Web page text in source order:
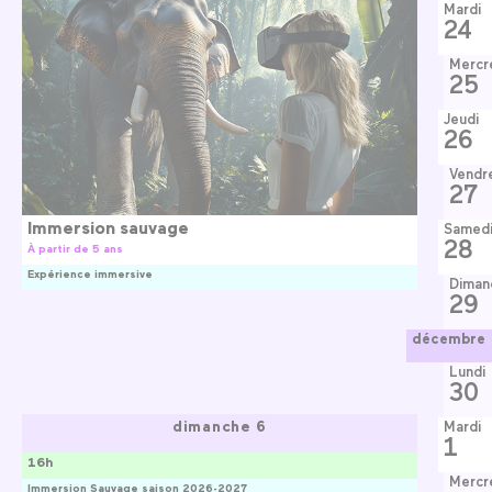
Immersion sauvage
À partir de 5 ans
Expérience immersive
dimanche 6
Immersion Sauvage saison 2026-2027
16h
Mardi
24
25
Jeudi
26
27
Samedi
28
29
décembre
Lundi
30
Mardi
1